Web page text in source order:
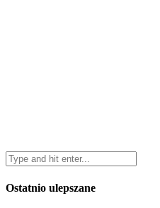
Ostatnio ulepszane